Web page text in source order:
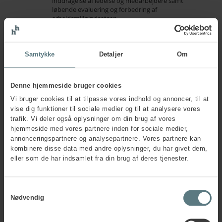
Samtykke Detaljer Om
Denne hjemmeside bruger cookies
Vi bruger cookies til at tilpasse vores indhold og annoncer, til at
vise dig funktioner til sociale medier og til at analysere vores
trafik. Vi deler også oplysninger om din brug af vores
hjemmeside med vores partnere inden for sociale medier,
annonceringspartnere og analysepartnere. Vores partnere kan
kombinere disse data med andre oplysninger, du har givet dem,
eller som de har indsamlet fra din brug af deres tjenester.
Nødvendig
løbende evaluering og forbedring af
arbejdsmiljøindsatsen.
I vores rådgivning
lægger vi
vægt på

Forståelse for forretning og
branche
Forståelse for jeres forretning og branche og den
specifikke situation, I står i, er et afgørende afsæt
for vores arbejdsmiljørådgivning.
Nyeste viden og praksis